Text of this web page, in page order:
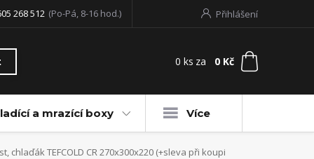
Přihlášení
268 512 (Po-Pá, 8-16 hod.)
0 ks za 0 Kč
a mrazící boxy Více
chlaďák TEFCOLD CR 270x300x220 (+sleva při koupi